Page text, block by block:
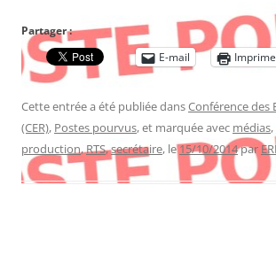
Partager :
E-mail
Cette entrée a été publiée dansConférence des
(CER), Postes pourvus, et marquée avec médias,
production,RTS,secrétaire, le15/10/2014par